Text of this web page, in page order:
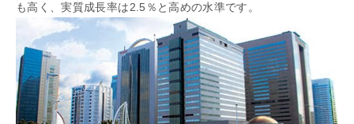
も高く、実質成長率は2.5％と高めの水準です。